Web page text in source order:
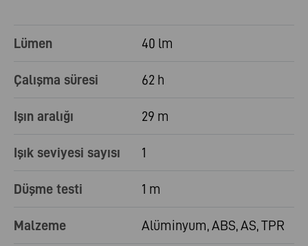
Lümen 40 lm
Çalışma süresi 62 h
Işın aralığı 29 m
Işık seviyesi sayısı 1
Düşme testi 1 m
Malzeme Alüminyum, ABS, AS, TPR